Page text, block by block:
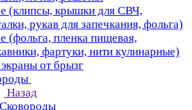
(клипсы, крышки для СВЧ,
рукав для запечкания, фольга)
(фольга, пленка пищевая,
фартуки, нити кулинарные)
от брызг
Назад
Сковороды